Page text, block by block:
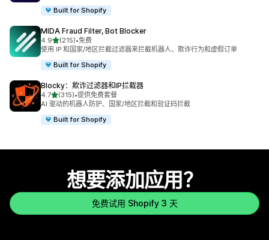
Built for Shopify
MIDA Fraud Filter, Bot Blocker
4.9星（满分 5 星）
(215)
总共 215 条评论
•免费
使用 IP 和国家/地区拦截过滤器来拦截机器人、欺诈行为和虚假订单
Built for Shopify
Blocky：欺诈过滤器和IP拦截器
4.7星（满分 5 星）
(315)
总共 315 条评论
•提供免费套餐
AI 驱动的机器人防护、国家/地区拦截和验证码拦截
Built for Shopify
想要添加应用？
免费试用 Shopify 3 天